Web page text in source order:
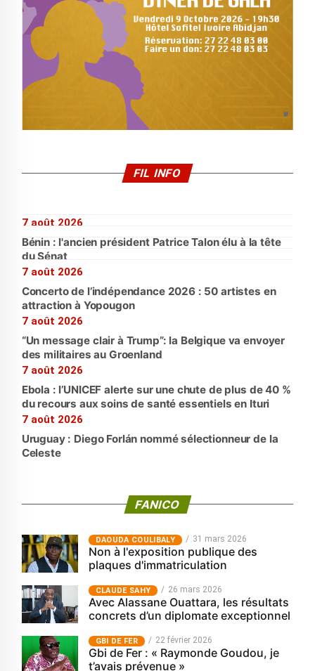
FIL INFO
7 août 2026
Bénin : l'ancien président Patrice Talon élu à la tête
du Sénat
7 août 2026
Concerto de l’indépendance 2026 : 50 artistes en
attraction à Yopougon
7 août 2026
“Un message clair à Trump”: la Belgique va envoyer
des militaires au Groenland
7 août 2026
Ebola : l’UNICEF alerte sur une chute de plus de 40 %
du recours aux soins de santé essentiels en Ituri
7 août 2026
Uruguay : Diego Forlán nommé sélectionneur de la
Celeste
FANICO
‎DAOUDA COULIBALY 31 mars 2026
Non à l'exposition publique des
plaques d'immatriculation
CLAUDE SAHY 26 mars 2026
Avec Alassane Ouattara, les résultats
concrets d’un diplomate exceptionnel
GBI DE FER 22 février 2026
Gbi de Fer : « Raymonde Goudou, je
t’avais prévenue »